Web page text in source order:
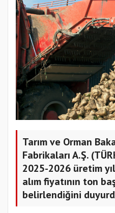
Tarım ve Orman
Fabrikaları A.Ş.
2025-2026 üretim
alım fiyatının ton
belirlendiğini